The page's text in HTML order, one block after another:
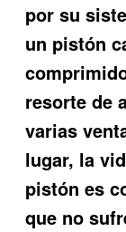
por su
un pistón
resorte de
varias
lugar, la
pistón es
que no